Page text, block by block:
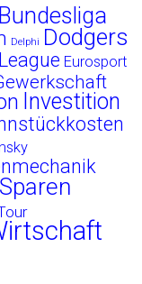
Bundesliga
Delphi Dodgers
Eurosport
Investition
Sparen